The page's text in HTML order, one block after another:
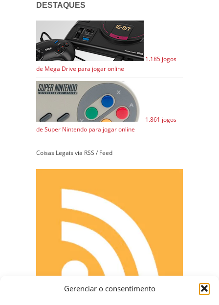
Gerenciar o consentimento
DESTAQUES
1.185 jogos
de Mega Drive para jogar online
1.861 jogos
de Super Nintendo para jogar online
Coisas Legais via RSS / Feed